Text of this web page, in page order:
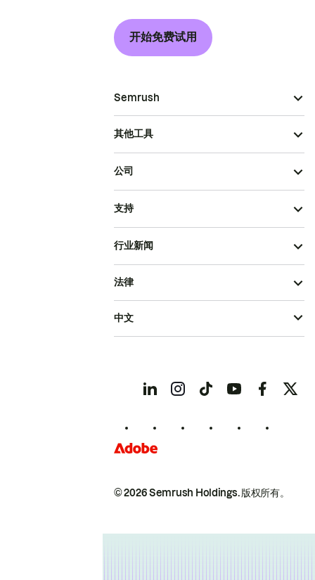
开始免费试用
Semrush
其他工具
公司
支持
行业新闻
© 2026 Semrush Holdings.版权所有。
法律
中文